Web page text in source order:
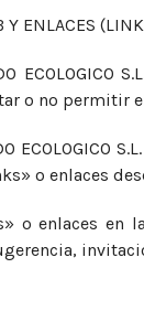
Y ENLACES
o no permitir
o enlaces
o enlaces en